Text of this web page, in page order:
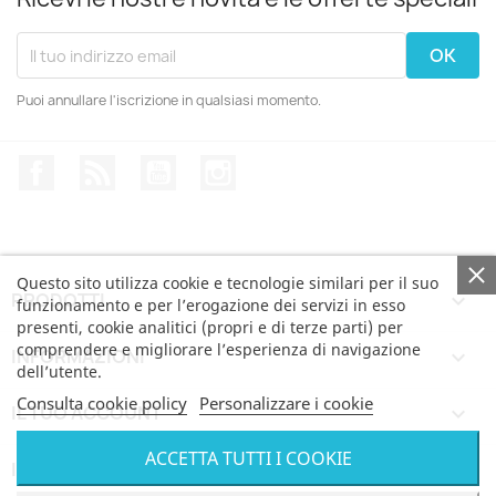
Puoi annullare l'iscrizione in qualsiasi momento.
Questo sito utilizza cookie e tecnologie similari per il suo
funzionamento e per l’erogazione dei servizi in esso
presenti, cookie analitici (propri e di terze parti) per
comprendere e migliorare l’esperienza di navigazione
dell’utente.
Consulta cookie policy Personalizzare i cookie
ACCETTA TUTTI I COOKIE
PRODOTTI 
INFORMAZIONI
IL TUO ACCOUNT
INFORMAZIONI NEGOZIO